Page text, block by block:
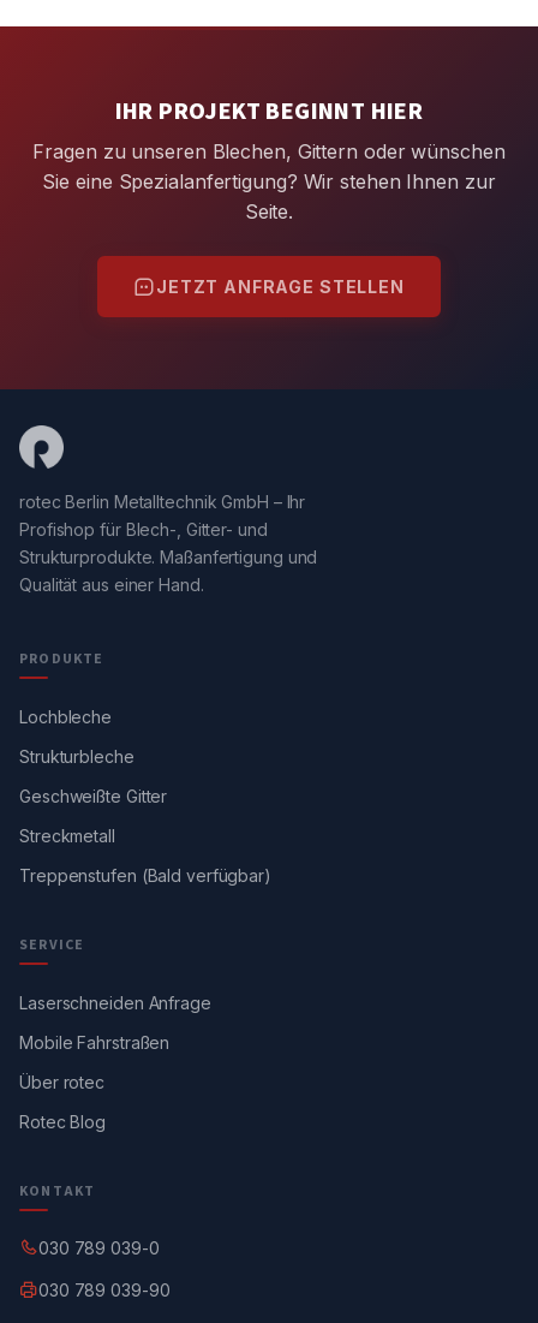
IHR PROJEKT BEGINNT HIER
Fragen zu unseren Blechen, Gittern oder wünschen
Sie eine Spezialanfertigung? Wir stehen Ihnen zur
Seite.
JETZT ANFRAGE STELLEN
rotec Berlin Metalltechnik GmbH – Ihr
Profishop für Blech-, Gitter- und
Strukturprodukte. Maßanfertigung und
Qualität aus einer Hand.
PRODUKTE
Lochbleche
Strukturbleche
Geschweißte Gitter
Streckmetall
Treppenstufen (Bald verfügbar)
SERVICE
Laserschneiden Anfrage
Mobile Fahrstraßen
Über rotec
Rotec Blog
KONTAKT
030 789 039-0
030 789 039-90